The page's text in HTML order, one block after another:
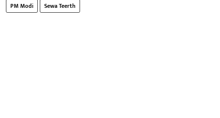
PM Modi Sewa Teerth